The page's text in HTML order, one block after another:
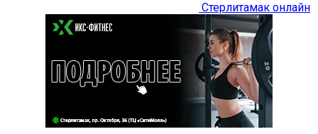
Стерлитамак онлайн